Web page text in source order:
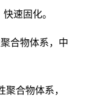
速固化。
合物体系，中
合物体系，